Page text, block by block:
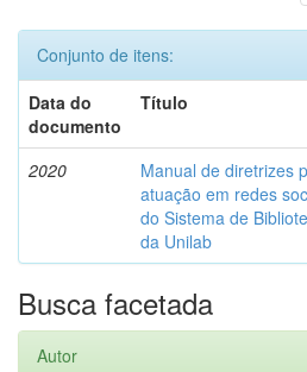
Conjunto de itens:
Data do
documento
Título
2020
Manual de diretrizes
atuação em redes
do Sistema de
da Unilab
Busca facetada
Autor